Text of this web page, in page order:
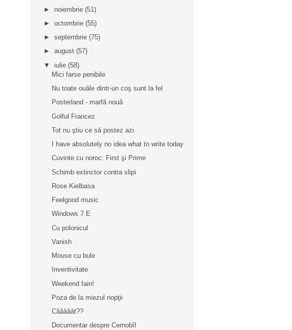
► noiembrie (51)
► octombrie (55)
► septembrie (75)
► august (57)
▼ iulie (58)
Mici farse penibile
Nu toate ouăle dintr-un coş sunt la fel
Posterland - marfă nouă
Golful Francez
Tot nu ştiu ce să postez azi
I have absolutely no idea what to write today
Cuvinte cu noroc: First şi Prime
Schimb extinctor contra slipi
Rose Kielbasa
Feelgood music
Windows 7 E
Cu polonicul
Vanish
Mouse cu bule
Inventivitate
Weekend fain!
Poza de la miezul nopţii
Cââââât??
Documentar despre Cernobîl